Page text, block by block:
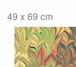
49 x 69 cm